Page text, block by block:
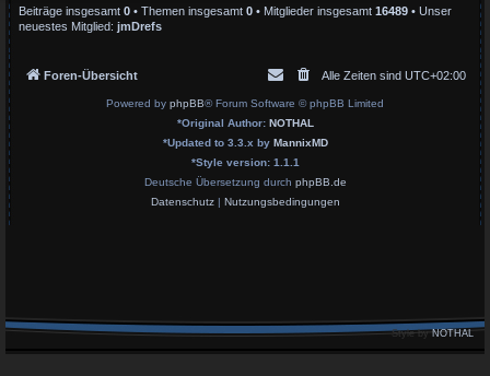
Beiträge insgesamt 0 • Themen insgesamt 0 • Mitglieder insgesamt 16489 • Unser
neuestes Mitglied: jmDrefs
Foren-Übersicht Alle Zeiten sind UTC+02:00
Powered by phpBB® Forum Software © phpBB Limited
*Original Author: NOTHAL
*Updated to 3.3.x by MannixMD
*Style version: 1.1.1
Deutsche Übersetzung durch phpBB.de
Datenschutz| Nutzungsbedingungen
Style byNOTHAL